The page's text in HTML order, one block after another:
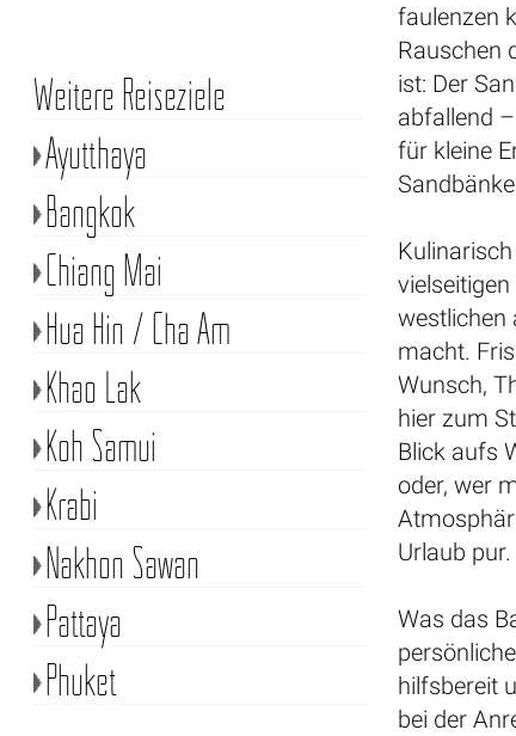
faulenzen
Rauschen
ist: Der
abfallend
für kleine
westlichen
macht.
Wunsch,
hier zum
Blick aufs
oder, wer
Urlaub pur.
Was das
hilfsbereit
bei der
Weitere Reiseziele
Ayutthaya
Bangkok
Chiang Mai
Hua Hin / Cha Am
Khao Lak
Koh Samui
Krabi
Nakhon Sawan
Pattaya
Phuket